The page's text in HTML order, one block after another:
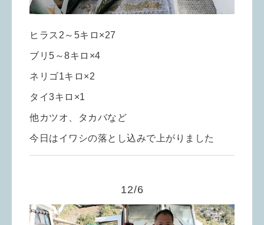
ヒラス2～5キロ×27
ブリ5～8キロ×4
ネリゴ1キロ×2
タイ3キロ×1
他カツオ、タカバなど
今日はイワシの落とし込みで上がりました
12/6